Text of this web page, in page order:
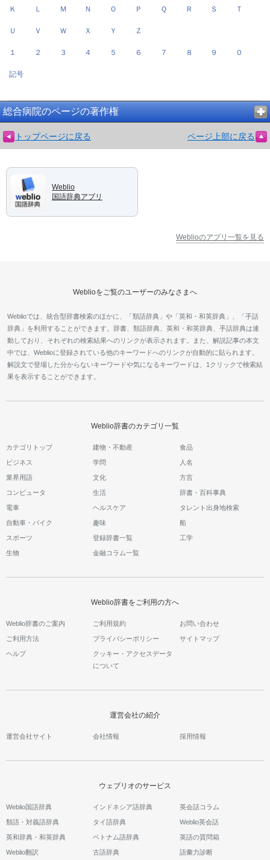
Ｋ Ｌ Ｍ Ｎ Ｏ Ｐ Ｑ Ｒ Ｓ Ｔ
Ｕ Ｖ Ｗ Ｘ Ｙ Ｚ
１ ２ ３ ４ ５ ６ ７ ８ ９ ０
記号
総合病院のページの著作権
トップページに戻る ページ上部に戻る
Weblio
国語辞典アプリ
Weblioのアプリ一覧を見る
Weblioをご覧のユーザーのみなさまへ
Weblioでは、統合型辞書検索のほかに、「類語辞典」や「英和・和英辞典」、「手話
辞典」を利用することができます。辞書、類語辞典、英和・和英辞典、手話辞典は連
動しており、それぞれの検索結果へのリンクが表示されます。また、解説記事の本文
中では、Weblioに登録されている他のキーワードへのリンクが自動的に貼られます。
解説文で登場した分からないキーワードや気になるキーワードは、1クリックで検索結
果を表示することができます。
Weblio辞書のカテゴリ一覧
カテゴリトップ 建物・不動産 食品
ビジネス 学問 人名
業界用語 文化 方言
コンピュータ 生活 辞書・百科事典
電車 ヘルスケア タレント出身地検索
自動車・バイク 趣味 船
スポーツ 登録辞書一覧 工学
生物 金融コラム一覧
Weblio辞書をご利用の方へ
Weblio辞書のご案内 ご利用規約 お問い合わせ
ご利用方法 プライバシーポリシー サイトマップ
ヘルプ
クッキー・アクセスデータ
について
運営会社の紹介
運営会社サイト 会社情報 採用情報
ウェブリオのサービス
Weblio国語辞典
類語・対義語辞典
英和辞典・和英辞典
Weblio翻訳
インドネシア語辞典
タイ語辞典
ベトナム語辞典
古語辞典
英会話コラム
Weblio英会話
英語の質問箱
語彙力診断